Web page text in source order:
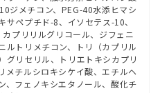
ジメチコン、PEG-40水添ヒマシ
サペプチド-8、イソセテス-10、
プリリルグリコール、ジフェニ
ルトリメチコン、トリ（カプリル
グリセリル、トリエトキシカプリ
メチルシロキシケイ酸、エチルヘ
、フェノキシエタノール、酸化チ